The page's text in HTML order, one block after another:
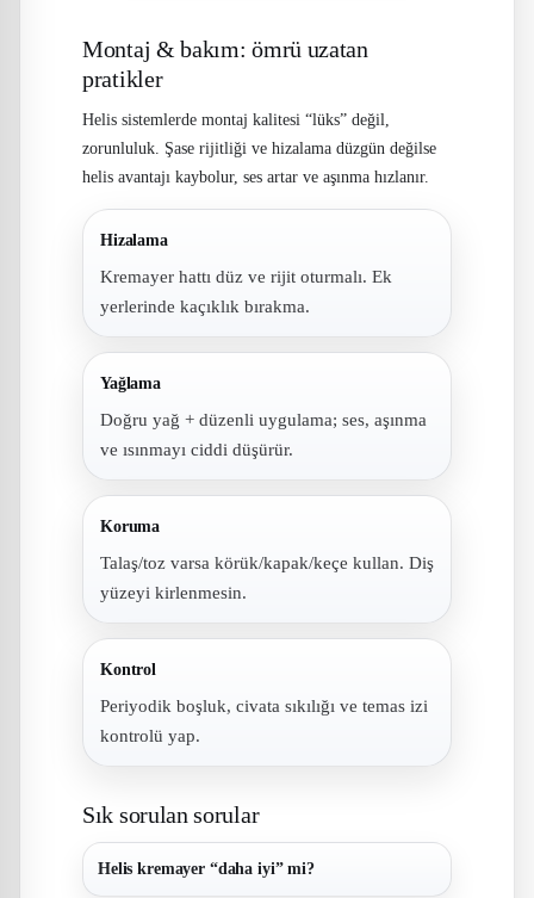
Montaj & bakım: ömrü uzatan
pratikler
Helis sistemlerde montaj kalitesi “lüks” değil,
zorunluluk. Şase rijitliği ve hizalama düzgün değilse
helis avantajı kaybolur, ses artar ve aşınma hızlanır.
Hizalama
Kremayer hattı düz ve rijit oturmalı. Ek
yerlerinde kaçıklık bırakma.
Yağlama
Doğru yağ + düzenli uygulama; ses, aşınma
ve ısınmayı ciddi düşürür.
Koruma
Talaş/toz varsa körük/kapak/keçe kullan. Diş
yüzeyi kirlenmesin.
Kontrol
Periyodik boşluk, civata sıkılığı ve temas izi
kontrolü yap.
Sık sorulan sorular
Helis kremayer “daha iyi” mi?